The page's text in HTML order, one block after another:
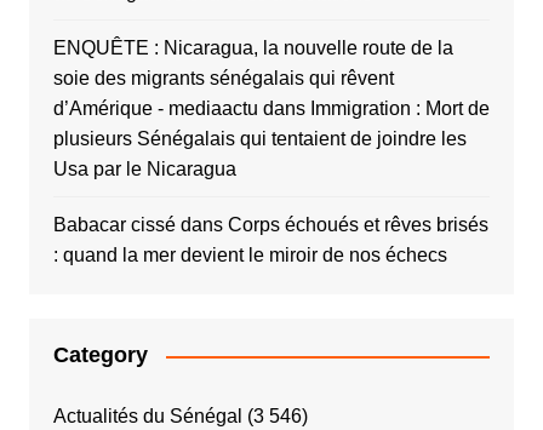
ENQUÊTE : Nicaragua, la nouvelle route de la
soie des migrants sénégalais qui rêvent
d’Amérique - mediaactu dans Immigration : Mort de
plusieurs Sénégalais qui tentaient de joindre les
Usa par le Nicaragua
Babacar cissédans Corps échoués et rêves brisés
: quand la mer devient le miroir de nos échecs
Category
Actualités du Sénégal (3 546)